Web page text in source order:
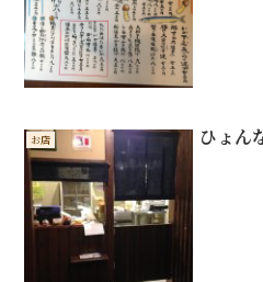
お店 ひょん